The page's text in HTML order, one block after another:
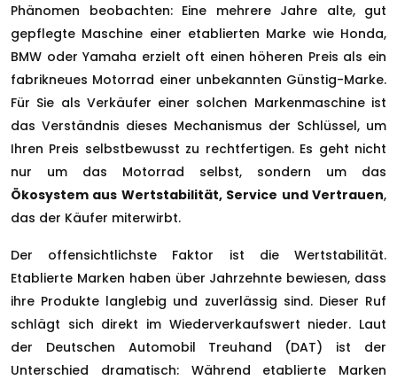
Phänomen beobachten: Eine mehrere Jahre alte, gut
gepflegte Maschine einer etablierten Marke wie Honda,
BMW oder Yamaha erzielt oft einen höheren Preis als ein
fabrikneues Motorrad einer unbekannten Günstig-Marke.
Für Sie als Verkäufer einer solchen Markenmaschine ist
das Verständnis dieses Mechanismus der Schlüssel, um
Ihren Preis selbstbewusst zu rechtfertigen. Es geht nicht
nur um das Motorrad selbst, sondern um das
Ökosystem aus Wertstabilität, Service und Vertrauen,
das der Käufer miterwirbt.
Der offensichtlichste Faktor ist die Wertstabilität.
Etablierte Marken haben über Jahrzehnte bewiesen, dass
ihre Produkte langlebig und zuverlässig sind. Dieser Ruf
schlägt sich direkt im Wiederverkaufswert nieder. Laut
der Deutschen Automobil Treuhand (DAT) ist der
Unterschied dramatisch: Während etablierte Marken